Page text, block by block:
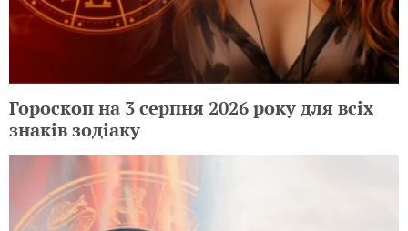
Гороскоп на 3 серпня 2026 року для всіх
знаків зодіаку